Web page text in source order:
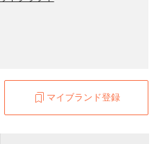
マイブランド登録